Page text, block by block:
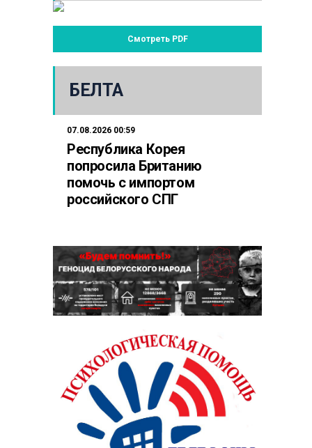
Смотреть PDF
БЕЛТА
07.08.2026 00:59
Республика Корея
попросила Британию
помочь с импортом
российского СПГ